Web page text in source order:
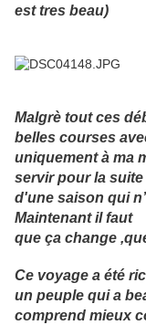
est tres beau)
Malgrè tout ces
belles courses
uniquement à ma
servir pour la suite
d'une saison qui
Maintenant il faut
que ça change
Ce voyage a été
un peuple qui a
comprend mieux